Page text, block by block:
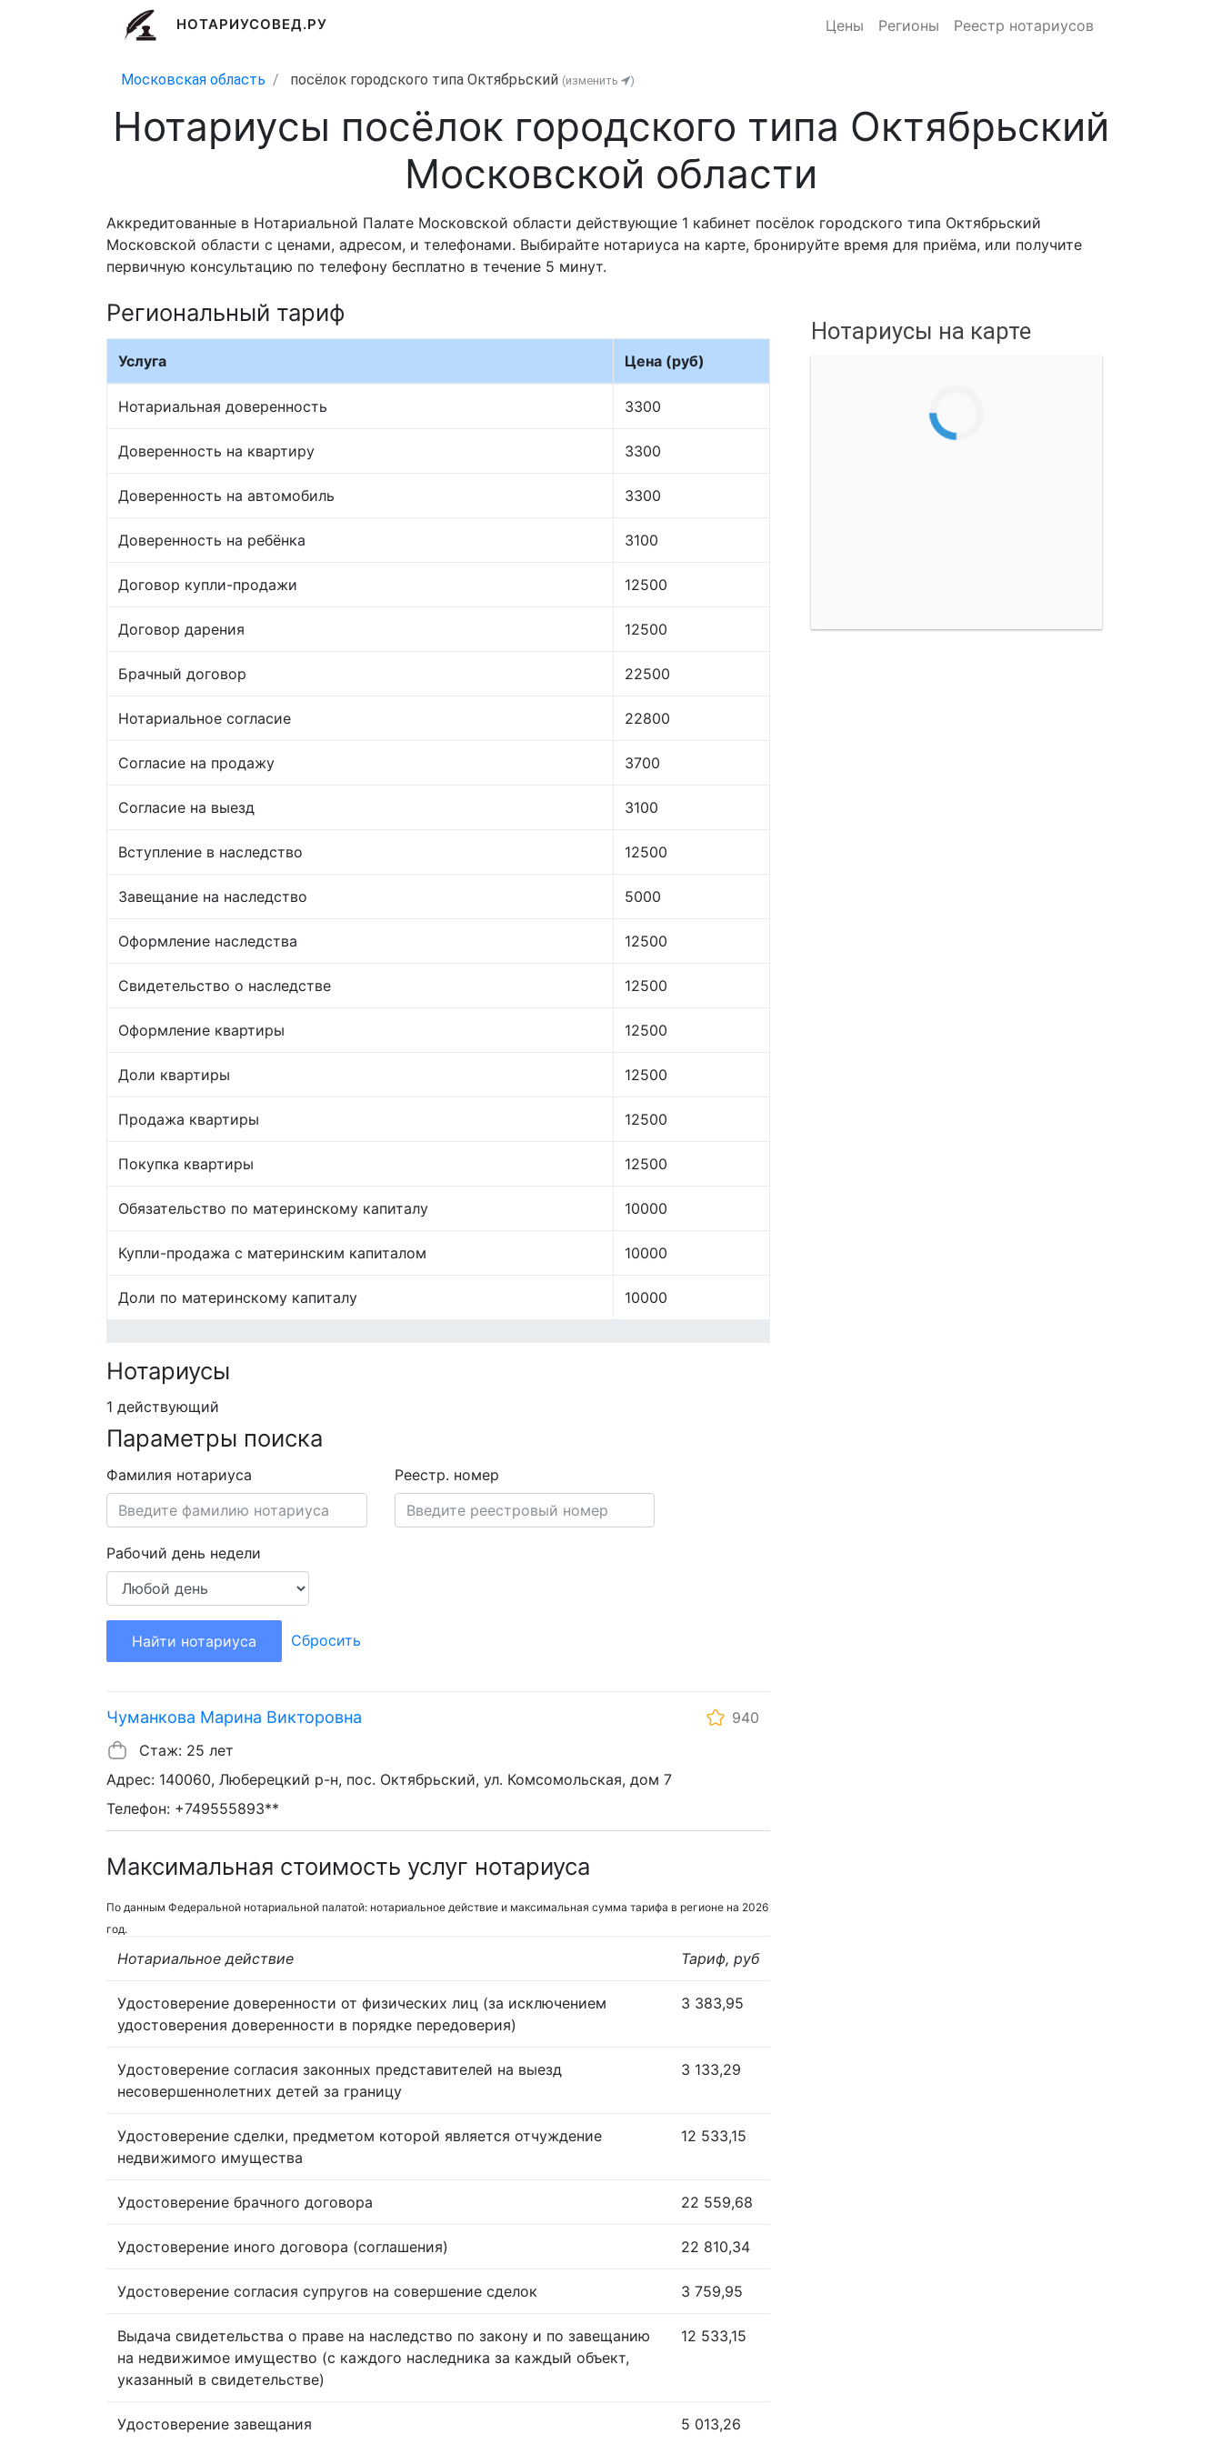
НОТАРИУСОВЕД.РУ Цены Регионы Реестр нотариусов
Московская область посёлок городского типа Октябрьский (изменить )
Нотариусы посёлок городского типа Октябрьский
Московской области
Аккредитованные в Нотариальной Палате Московской области действующие 1 кабинет посёлок городского типа Октябрьский
Московской области с ценами, адресом, и телефонами. Выбирайте нотариуса на карте, бронируйте время для приёма, или получите
первичную консультацию по телефону бесплатно в течение 5 минут.
Региональный тариф
Услуга Цена (руб)
Нотариальная доверенность 3300
Доверенность на квартиру 3300
Доверенность на автомобиль 3300
Доверенность на ребёнка 3100
Договор купли-продажи 12500
Договор дарения 12500
Брачный договор 22500
Нотариальное согласие 22800
Согласие на продажу 3700
Согласие на выезд 3100
Вступление в наследство 12500
Завещание на наследство 5000
Оформление наследства 12500
Свидетельство о наследстве 12500
Оформление квартиры 12500
Доли квартиры 12500
Продажа квартиры 12500
Покупка квартиры 12500
Обязательство по материнскому капиталу 10000
Купли-продажа с материнским капиталом 10000
Доли по материнскому капиталу 10000
Нотариусы
1 действующий
Параметры поиска
Фамилия нотариуса Реестр. номер
Рабочий день недели
Найти нотариуса Сбросить
Чуманкова Марина Викторовна
940
Стаж: 25 лет
Адрес: 140060, Люберецкий р-н, пос. Октябрьский, ул. Комсомольская, дом 7
Телефон: +749555893**
Максимальная стоимость услуг нотариуса
По данным Федеральной нотариальной палатой: нотариальное действие и максимальная сумма тарифа в регионе на 2026
год.
Нотариальное действие Тариф, руб
Удостоверение доверенности от физических лиц (за исключением
удостоверения доверенности в порядке передоверия)
3 383,95
Удостоверение согласия законных представителей на выезд
несовершеннолетних детей за границу
3 133,29
Удостоверение сделки, предметом которой является отчуждение
недвижимого имущества
12 533,15
Удостоверение брачного договора 22 559,68
Удостоверение иного договора (соглашения) 22 810,34
Удостоверение согласия супругов на совершение сделок 3 759,95
Выдача свидетельства о праве на наследство по закону и по завещанию
на недвижимое имущество (с каждого наследника за каждый объект,
указанный в свидетельстве)
12 533,15
Удостоверение завещания 5 013,26
Нотариусы на карте